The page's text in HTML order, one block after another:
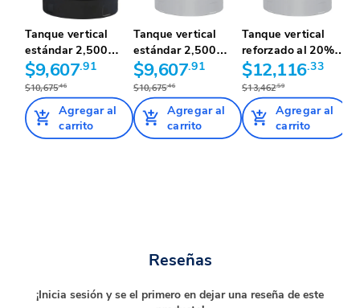
Tanque vertical
estándar 2,500
litros co...
$9,607.91
$10,675.46
Agregar al
carrito
Tanque vertical
estándar 2,500
litros co...
$9,607.91
$10,675.46
Agregar al
carrito
Tanque vertical
reforzado al 20%
2,500 l...
$12,116.33
$13,462.59
Agregar al
carrito
Reseñas
¡Inicia sesión y se el primero en dejar una reseña de este